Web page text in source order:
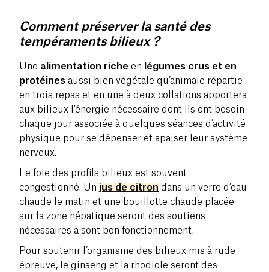
Comment préserver la santé des
tempéraments bilieux ?
Une alimentation riche en
légumes crus et en
protéines aussi bien végétale qu’animale répartie
en trois repas et en une à deux collations apportera
aux bilieux l’énergie nécessaire dont ils ont besoin
chaque jour associée à quelques séances d’activité
physique pour se dépenser et apaiser leur système
nerveux.
Le foie des profils bilieux est souvent
congestionné. Un jus de citron dans un verre d’eau
chaude le matin et une bouillotte chaude placée
sur la zone hépatique seront des soutiens
nécessaires à sont bon fonctionnement.
Pour soutenir l’organisme des bilieux mis à rude
épreuve, le ginseng et la rhodiole seront des